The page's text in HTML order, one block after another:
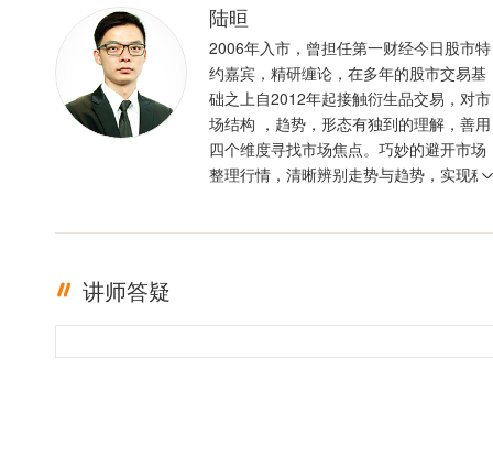
陆晅
2006年入市，曾担任第一财经今日股市特
约嘉宾，精研缠论，在多年的股市交易基
础之上自2012年起接触衍生品交易，对市
场结构 ，趋势，形态有独到的理解，善用
四个维度寻找市场焦点。巧妙的避开市场
整理行情，清晰辨别走势与趋势，实现稳
讲师答疑